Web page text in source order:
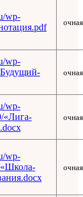
wp-
очная
wp-
очная
wp-
«Лига-
очная
wp-
«Школа-
очная